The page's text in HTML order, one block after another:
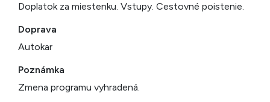
Doplatok za miestenku. Vstupy. Cestovné poistenie.
Doprava
Autokar
Poznámka
Zmena programu vyhradená.